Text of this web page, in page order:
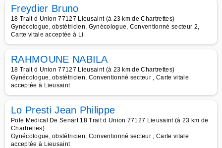
Freydier Bruno
18 Trait d Union 77127 Lieusaint (à 23 km de Chartrettes)
Gynécologue, obstétricien, Gynécologue, Conventionné secteur 2,
Carte vitale acceptée à Li
RAHMOUNE NABILA
18 Trait d Union 77127 Lieusaint (à 23 km de Chartrettes)
Gynécologue, obstétricien, Conventionné secteur , Carte vitale
acceptée à Lieusaint
Lo Presti Jean Philippe
Pole Medical De Senart 18 Trait d Union 77127 Lieusaint (à 23 km de
Chartrettes)
Gynécologue, obstétricien, Conventionné secteur , Carte vitale
acceptée à Lieusaint